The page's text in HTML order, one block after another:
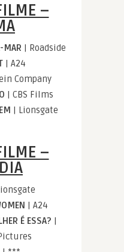
–
MAR | Roadside
| A24
Company
| CBS Films
| Lionsgate
–
| A24
É ESSA? |